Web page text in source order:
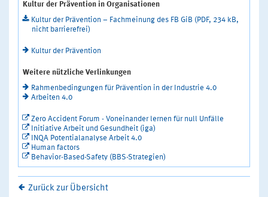
Kultur der Prävention in Organisationen
Kultur der Prävention – Fachmeinung des FB GiB (PDF, 234 kB,
nicht barrierefrei)
Kultur der Prävention
Weitere nützliche Verlinkungen
Rahmenbedingungen für Prävention in der Industrie 4.0
Arbeiten 4.0
Zero Accident Forum - Voneinander lernen für null Unfälle
Initiative Arbeit und Gesundheit (iga)
INQA Potentialanalyse Arbeit 4.0
Human factors
Behavior-Based-Safety (BBS-Strategien)
Zurück zur Übersicht